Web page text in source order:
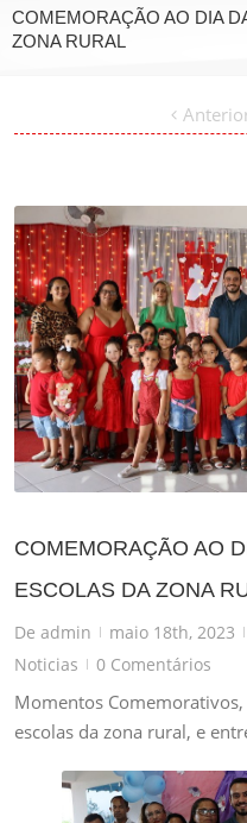
COMEMORAÇÃO AO DIA
ZONA RURAL
COMEMORAÇÃO AO
ESCOLAS DA ZONA
De admin | maio 18th, 2023 |
Noticias
| 0 Comentários
Momentos
escolas da zona rural, e